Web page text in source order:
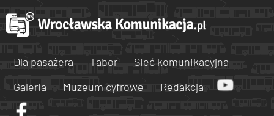
Dla pasażera Tabor
Sieć komunikacyjna
Galeria
Muzeum cyfrowe Redakcja